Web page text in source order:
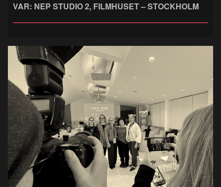
VAR: NEP STUDIO 2, FILMHUSET – STOCKHOLM